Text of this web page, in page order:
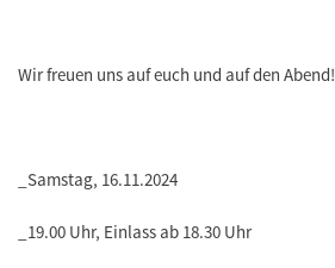
Wir freuen uns auf euch und auf den Abend!
_Samstag, 16.11.2024
_19.00 Uhr, Einlass ab 18.30 Uhr